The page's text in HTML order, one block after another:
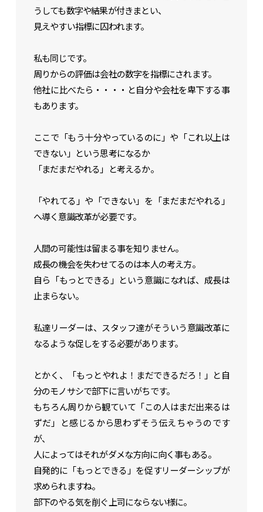
うしても数字や結果が付きまとい、
見えやすい指標に囚われます。
私も同じです。
周りからの評価は会社の数字を指標にされます。
他社に比べたら・・・・と自分や会社を卑下する事
もあります。
ここで「もう十分やっているのに」や「これ以上は
できない」という思考になるか
「まだまだやれる」と考えるか。
「やれてる」や「できない」を「まだまだやれる」
へ導く意識改革が必要です。
人間の可能性は留まる事を知りません。
成長の機会を失わせてるのは本人の考え方。
自ら「もっとできる」という意識になれば、成長は
止まらない。
私達リーダーは、スタッフ達がそういう意識改革に
なるような促しをする必要があります。
とかく、「もっとやれよ！まだできるだろ！」と自
分のモノサシで部下に言いがちです。
もちろん周りから観ていて「この人はまだ出来るは
ずだ」と感じるから思わずそう伝えちゃうのです
が、
人によってはそれがダメな方向に向く事もある。
自発的に「もっとできる」を促すリーダーシップが
求められますね。
部下のやる気を削ぐ上司にならない様に。